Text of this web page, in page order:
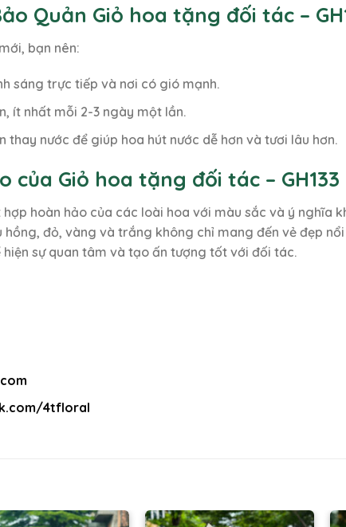
Quản Giỏ hoa tặng đối tác –
bạn nên:
sáng trực tiếp và nơi có gió mạnh.
ít nhất mỗi 2-3 ngày một lần.
thay nước để giúp hoa hút nước dễ hơn và tươi lâu hơn.
của Giỏ hoa tặng đối tác – GH133
hợp hoàn hảo của các loài hoa với màu sắc và ý
hồng, đỏ, vàng và trắng không chỉ mang đến vẻ đẹp
sự quan tâm và tạo ấn tượng tốt với đối tác.
4tfloral